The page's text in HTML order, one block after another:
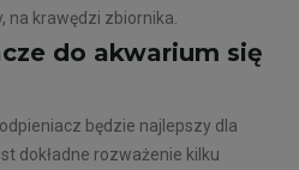
na krawędzi zbiornika.
do akwarium się
będzie najlepszy dla
dokładne rozważenie kilku